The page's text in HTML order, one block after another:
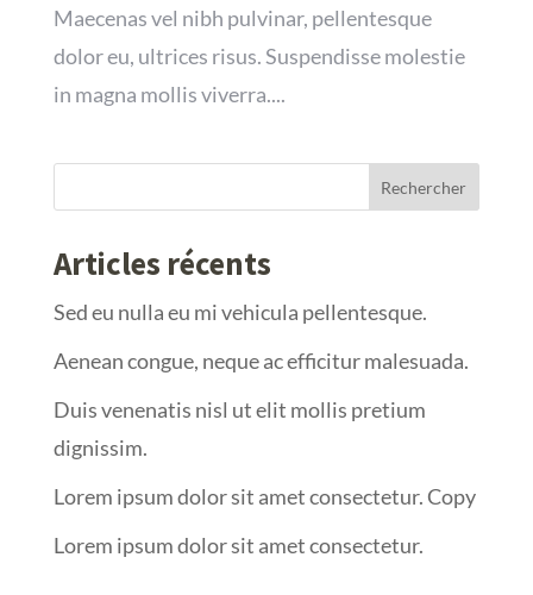
Maecenas vel nibh pulvinar, pellentesque
dolor eu, ultrices risus. Suspendisse molestie
in magna mollis viverra....
Articles récents
Sed eu nulla eu mi vehicula pellentesque.
Aenean congue, neque ac efficitur malesuada.
Duis venenatis nisl ut elit mollis pretium
dignissim.
Lorem ipsum dolor sit amet consectetur. Copy
Lorem ipsum dolor sit amet consectetur.